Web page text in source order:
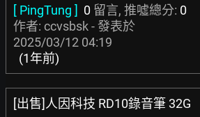
[ PingTung ] 0 留言, 推噓總分: 0
作者: ccvsbsk - 發表於
2025/03/12 04:19
(1年前)
[出售]人因科技 RD10錄音筆 32G